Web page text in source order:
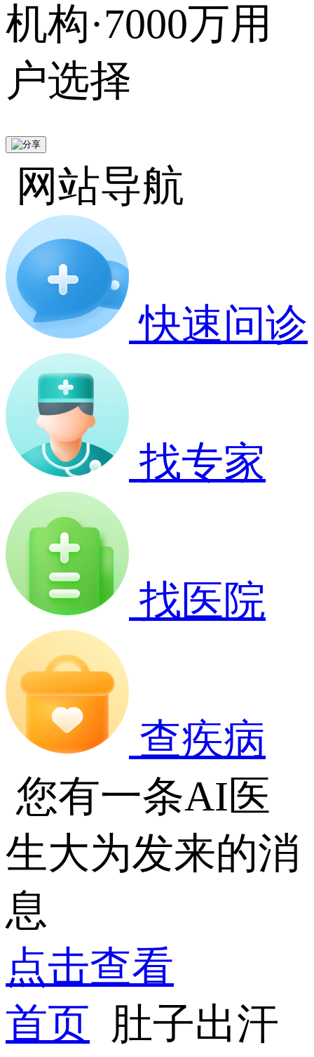
机构·7000万用
户选择
网站导航
快速问诊
找专家
找医院
查疾病
您有一条AI医
生大为发来的消
息
点击查看
首页 肚子出汗